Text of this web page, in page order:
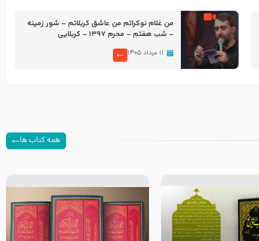
من غلام نوکراتم من عاشق کربلاتم – شور زمینه
– شب هفتم – محرم 1397 – کربلایی
۱۱ مرداد ۱۴۰۵
همه کتاب ها